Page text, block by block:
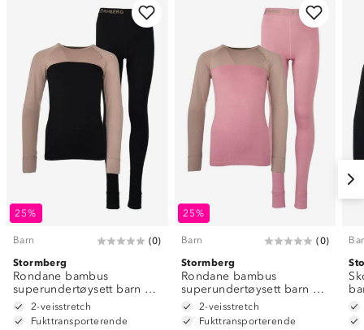
25%
Barn (0)
Stormberg
Rondane bambus
superundertøysett barn 8-
14
2-veisstretch
Fukttransporterende
25%
Barn (0)
Stormberg
Rondane bambus
superundertøysett barn 8-
14
2-veisstretch
Fukttransporterende